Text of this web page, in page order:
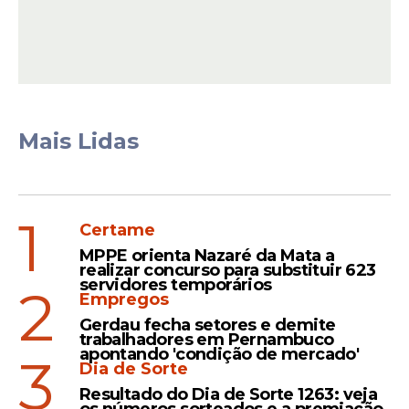
View this post on Instagram
Mais Lidas
1
Certame
MPPE orienta Nazaré da Mata a
realizar concurso para substituir 623
servidores temporários
2
Empregos
Gerdau fecha setores e demite
trabalhadores em Pernambuco
apontando 'condição de mercado'
3
Dia de Sorte
Resultado do Dia de Sorte 1263: veja